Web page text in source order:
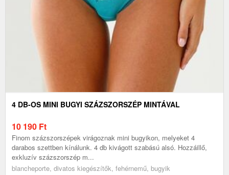
4 DB-OS MINI BUGYI SZÁZSZORSZÉP MINTÁVAL
10 190 Ft
Finom százszorszépek virágoznak mini bugyikon, melyeket 4
darabos szettben kínálunk. 4 db kivágott szabású alsó. Hozzáillő,
exkluzív százszorszép m...
blancheporte, divatos kiegészítők, fehérnemű, bugyik